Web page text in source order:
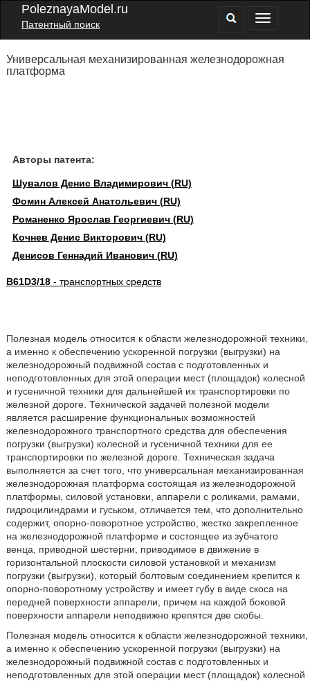
PoleznayaModel.ru
Патентный поиск
Универсальная механизированная железнодорожная
платформа
Авторы патента:
Шувалов Денис Владимирович (RU)
Фомин Алексей Анатольевич (RU)
Романенко Ярослав Георгиевич (RU)
Кочнев Денис Викторович (RU)
Денисов Геннадий Иванович (RU)
B61D3/18- транспортных средств
Полезная модель относится к области железнодорожной техники,
а именно к обеспечению ускоренной погрузки (выгрузки) на
железнодорожный подвижной состав с подготовленных и
неподготовленных для этой операции мест (площадок) колесной
и гусеничной техники для дальнейшей их транспортировки по
железной дороге. Технической задачей полезной модели
является расширение функциональных возможностей
железнодорожного транспортного средства для обеспечения
погрузки (выгрузки) колесной и гусеничной техники для ее
транспортировки по железной дороге. Техническая задача
выполняется за счет того, что универсальная механизированная
железнодорожная платформа состоящая из железнодорожной
платформы, силовой установки, аппарели с роликами, рамами,
гидроцилиндрами и гуськом, отличается тем, что дополнительно
содержит, опорно-поворотное устройство, жестко закрепленное
на железнодорожной платформе и состоящее из зубчатого
венца, приводной шестерни, приводимое в движение в
горизонтальной плоскости силовой установкой и механизм
погрузки (выгрузки), который болтовым соединением крепится к
опорно-поворотному устройству и имеет губу в виде скоса на
передней поверхности аппарели, причем на каждой боковой
поверхности аппарели неподвижно крепятся две скобы.
Полезная модель относится к области железнодорожной техники,
а именно к обеспечению ускоренной погрузки (выгрузки) на
железнодорожный подвижной состав с подготовленных и
неподготовленных для этой операции мест (площадок) колесной